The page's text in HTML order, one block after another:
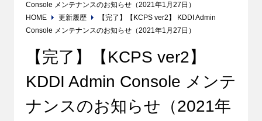
Console メンテナンスのお知らせ（2021年1月27日）
HOME
更新履歴
【完了】【KCPS ver2】 KDDI Admin
Console メンテナンスのお知らせ（2021年1月27日）
【完了】【KCPS ver2】
KDDI Admin Console メンテ
ナンスのお知らせ（2021年